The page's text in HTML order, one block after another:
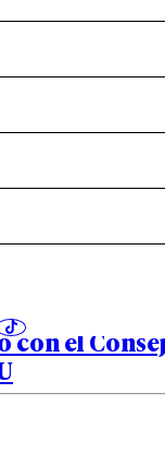
con el